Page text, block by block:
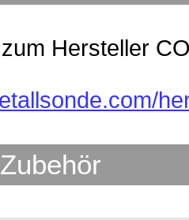
Hersteller